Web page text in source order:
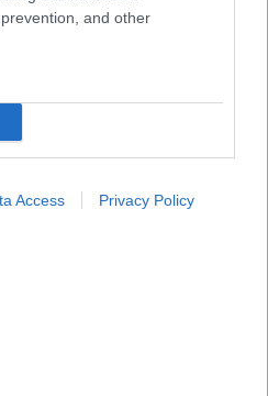
and other
Access Privacy Policy